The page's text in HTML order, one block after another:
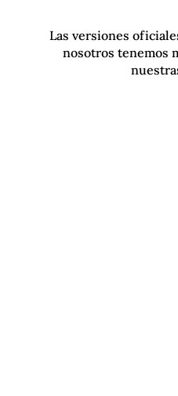
Las versiones
nosotros tenemos